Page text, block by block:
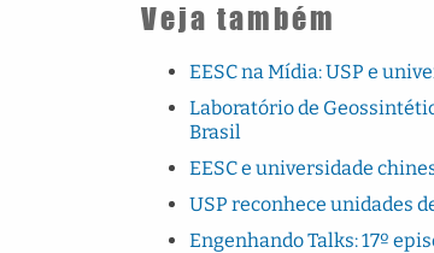
Veja também
EESC na Mídia: USP e
Laboratório de
Brasil
EESC e universidade
USP reconhece unidades
Engenhando Talks: 17º